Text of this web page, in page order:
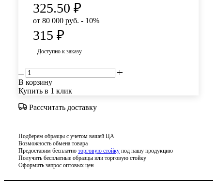
325.50 ₽
от 80 000 руб. - 10%
315 ₽
Доступно к заказу
В корзину
Купить в 1 клик
Рассчитать доставку
Подберем образцы с учетом вашей ЦА
Возможность обмена товара
Предоставим бесплатно торговую стойку под нашу продукцию
Получить бесплатные образцы или торговую стойку
Оформить запрос оптовых цен